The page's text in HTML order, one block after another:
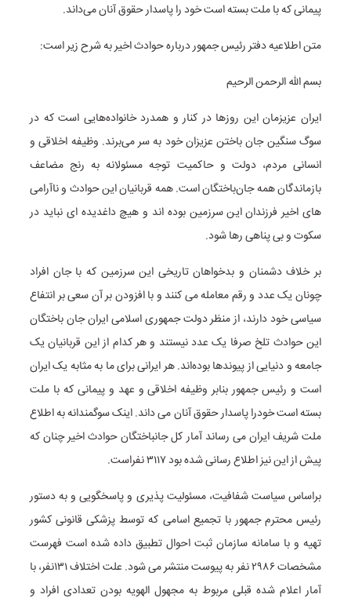
پیمانی که با ملت بسته است خود را پاسدار حقوق آنان می‌داند.
متن اطلاعیه دفتر رئیس جمهور درباره حوادث اخیر به شرح زیر است:
بسم الله الرحمن الرحیم
ایران عزیزمان این روزها در کنار و همدرد خانواده‌هایی است که در
سوگ سنگین جان باختن عزیزان خود به سر می‌برند. وظیفه اخلاقی و
انسانی مردم، دولت و حاکمیت توجه مسئولانه به رنج مضاعف
بازماندگان همه‌ جان‌باختگان است. همه قربانیان این حوادث و ناآرامی
های اخیر فرزندان این سرزمین بوده اند و هیچ داغدیده ای نباید در
سکوت و بی پناهی رها شود.
بر خلاف دشمنان و بدخواهان تاریخی این سرزمین که با جان افراد
چونان یک عدد و رقم معامله می کنند و با افزودن بر آن سعی بر انتفاع
سیاسی خود دارند، از منظر دولت جمهوری اسلامی ایران جان باختگان
این حوادث تلخ صرفا یک عدد نیستند و هر کدام از این قربانیان یک
جامعه و دنیایی از پیوندها بوده‌اند. هر ایرانی برای ما به مثابه یک ایران
است و رئیس جمهور بنابر وظیفه اخلاقی و عهد و پیمانی که با ملت
بسته است خودرا پاسدار حقوق آنان می داند. اینک سوگمندانه به اطلاع
ملت شریف ایران می رساند آمار کل جانباختگان حوادث اخیر چنان که
پیش از این نیز اطلاع رسانی شده بود ۳۱۱۷ نفراست.
براساس سیاست شفافیت، مسئولیت پذیری و پاسخگویی و به دستور
رئیس محترم جمهور با تجمیع اسامی که توسط پزشکی قانونی کشور
تهیه و با سامانه سازمان ثبت احوال تطبیق داده شده است فهرست
مشخصات ۲۹۸۶ نفر به پیوست منتشر می شود. علت اختلاف ۱۳۱نفر، با
آمار اعلام شده قبلی مربوط به مجهول الهویه بودن تعدادی افراد و